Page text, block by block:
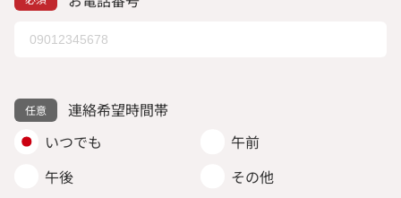
連絡希望時間帯
いつでも
午前
午後
その他